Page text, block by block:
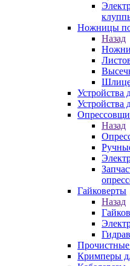
Ножницы
Назад
Устройства
Устройства
Назад
Гайковерты
Назад
Кримперы